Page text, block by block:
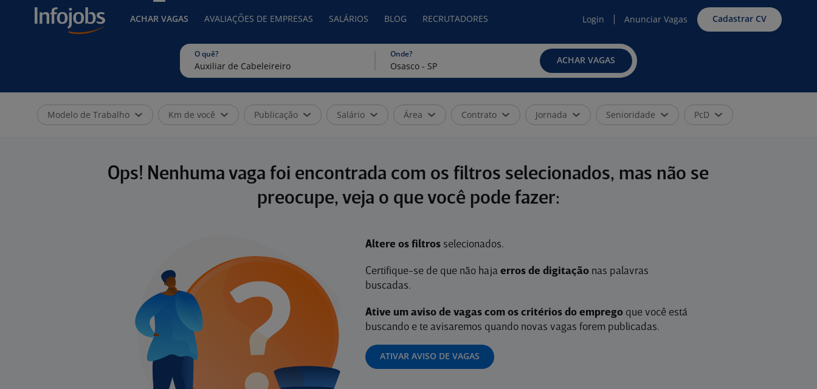
ACHAR VAGAS AVALIAÇÕES DE EMPRESAS SALÁRIOS BLOG RECRUTADORES Login Anunciar Vagas Cadastrar CV
O quê? Onde?
ACHAR VAGAS
Modelo de Trabalho Km de você Publicação Salário Área Contrato Jornada Senioridade PcD
Ops! Nenhuma vaga foi encontrada com os filtros selecionados, mas não se
preocupe, veja o que você pode fazer:
Altere os filtrosselecionados.
Certifique-se de que não haja erros de digitaçãonas palavras
buscadas.
Ative um aviso de vagas com os critérios do empregoque você está
buscando e te avisaremos quando novas vagas forem publicadas.
ATIVAR AVISO DE VAGAS